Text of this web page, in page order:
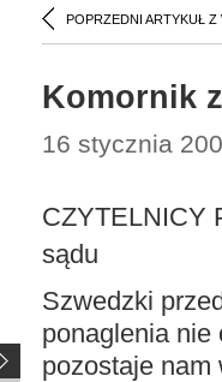
POPRZEDNI ARTYKUŁ Z
Komornik
16 stycznia
CZYTELNICY
sądu
Szwedzki
ponaglenia nie
pozostaje nam